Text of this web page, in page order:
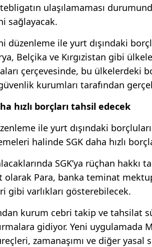
tebligatın ulaşılamaması
sağlayacak.
düzenleme ile yurt dışındaki
Belçika ve Kırgızistan gibi
çerçevesinde, bu ülkelerdeki
kurumları tarafından
hızlı borçları tahsil edecek
ile yurt dışındaki
halinde SGK daha hızlı
SGK’ya rüçhan hakkı
olarak Para, banka teminat
gibi varlıkları gösterebilecek.
kurum cebri takip ve tahsilat
gidiyor. Yeni uygulamada
zamanaşımı ve diğer